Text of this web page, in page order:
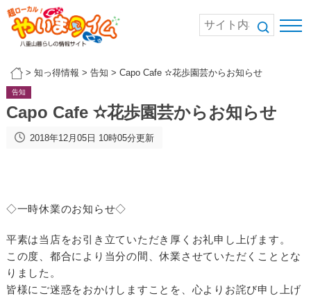
> 知っ得情報 > 告知 > Capo Cafe ✫花歩園芸からお知らせ
告知
Capo Cafe ✫花歩園芸からお知らせ
2018年12月05日 10時05分更新
◇一時休業のお知らせ◇
平素は当店をお引き立ていただき厚くお礼申し上げます。
この度、都合により当分の間、休業させていただくこととな
りました。
皆様にご迷惑をおかけしますことを、心よりお詫び申し上げ